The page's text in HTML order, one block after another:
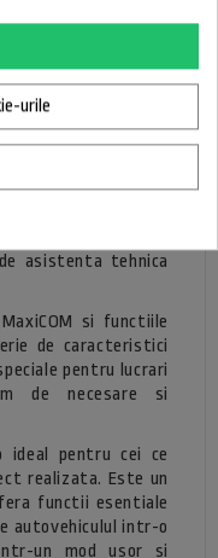
de inlocuirea a
IMMO este o
principal pentru a
si pentru
americane si
asistenta tehnica
si functiile
de caracteristici
pentru lucrari
de necesare si
pentru cei ce
realizata. Este un
functii esentiale
autovehiculul intr-o
un mod usor si
urile